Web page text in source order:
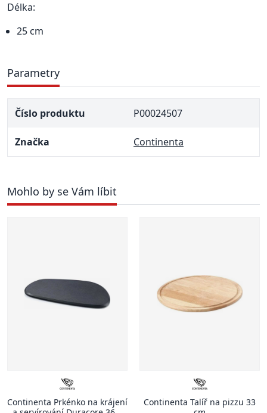
Délka:
25 cm
Parametry
Číslo produktu P00024507
Značka Continenta
Mohlo by se Vám líbit
Continenta Prkénko na krájení
Continenta Talíř na pizzu 33